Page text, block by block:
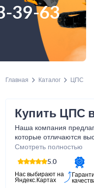
39-63
Главная Каталог ЦПС
Купить ЦПС
Наша компания
которые отличаются
долговечностью и
свойствами.
и быстро выполнить
достигнув отличных
возможность
Смотреть полностью
5.0
Нас выбирают на
Яндекс.Картах